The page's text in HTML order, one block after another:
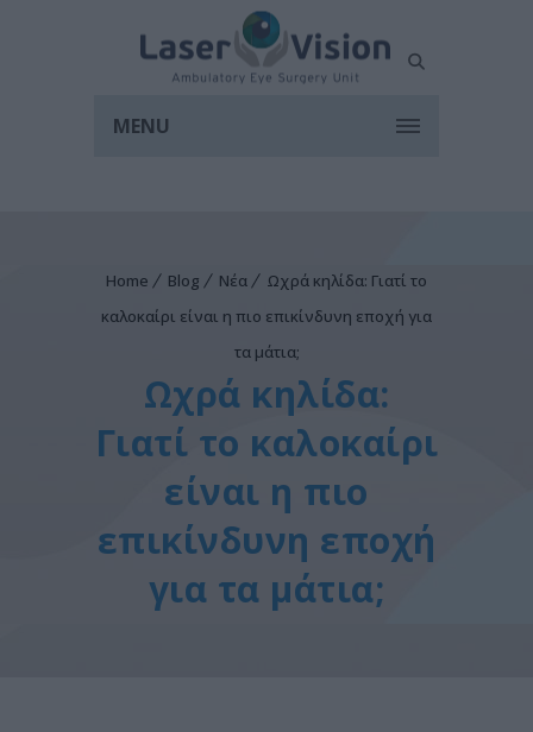
MENU
Home Blog Νέα
Ωχρά κηλίδα: Γιατί το
καλοκαίρι είναι η πιο επικίνδυνη εποχή για
τα μάτια;
Ωχρά κηλίδα:
Γιατί το καλοκαίρι
είναι η πιο
επικίνδυνη εποχή
για τα μάτια;